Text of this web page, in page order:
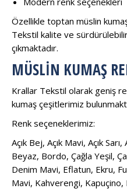
Özellikle toptan müslin
Tekstil kalite ve
çıkmaktadır.
MÜSLIN KUMAŞ
Krallar Tekstil olarak geniş
kumaş çeşitlerimiz
Renk seçeneklerimiz:
Açık Bej, Açık Mavi, Açık
Beyaz, Bordo, Çağla Yeşil,
Denim Mavi, Eflatun, Ekru,
Mavi, Kahverengi, Kapuçino,